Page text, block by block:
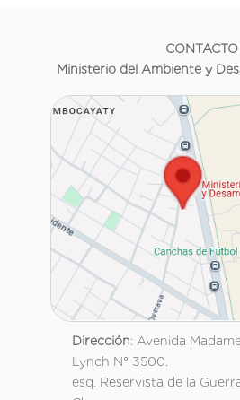
CONTACTO
Ministerio del Ambiente y
Dirección: Avenida
Lynch N° 3500.
esq. Reservista de la